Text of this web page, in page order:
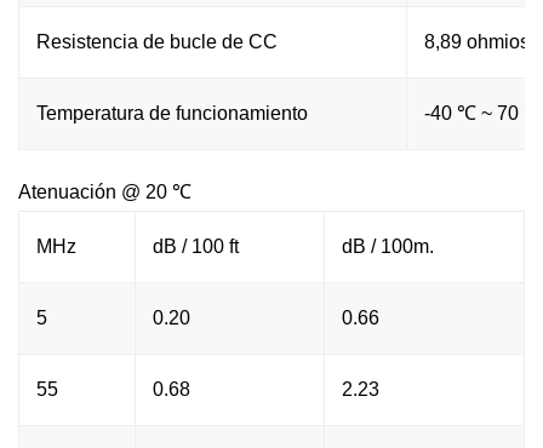
Resistencia de bucle de CC 8,89 ohmios /
Temperatura de funcionamiento -40 ℃ ~ 70 ℃
Atenuación @ 20 ℃
MHz dB / 100 ft dB / 100m.
5 0.20 0.66
55 0.68 2.23